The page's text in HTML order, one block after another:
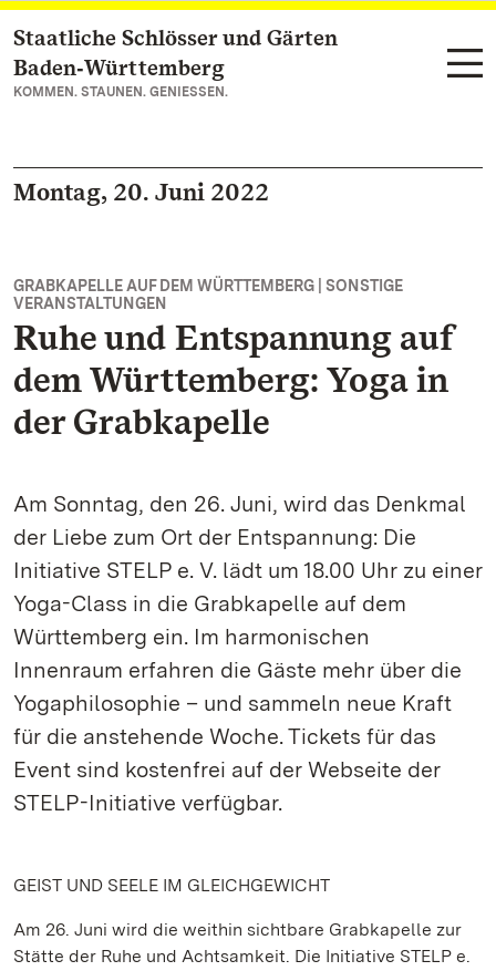
Zum Hauptinhalt springen
Staatliche Schlösser und Gärten
Baden‑Württemberg
KOMMEN. STAUNEN. GENIESSEN.
Montag, 20. Juni 2022
GRABKAPELLE AUF DEM WÜRTTEMBERG | SONSTIGE
VERANSTALTUNGEN
Ruhe und Entspannung auf
dem Württemberg: Yoga in
der Grabkapelle
Am Sonntag, den 26. Juni, wird das Denkmal
der Liebe zum Ort der Entspannung: Die
Initiative STELP e. V. lädt um 18.00 Uhr zu einer
Yoga-Class in die Grabkapelle auf dem
Württemberg ein. Im harmonischen
Innenraum erfahren die Gäste mehr über die
Yogaphilosophie – und sammeln neue Kraft
für die anstehende Woche. Tickets für das
Event sind kostenfrei auf der Webseite der
STELP-Initiative verfügbar.
GEIST UND SEELE IM GLEICHGEWICHT
Am 26. Juni wird die weithin sichtbare Grabkapelle zur
Stätte der Ruhe und Achtsamkeit. Die Initiative STELP e.